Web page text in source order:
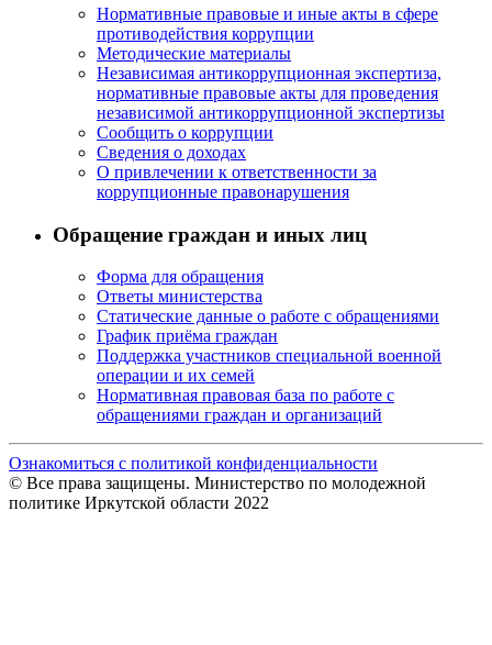
Нормативные правовые и иные акты в сфере
противодействия коррупции
Методические материалы
Независимая антикоррупционная экспертиза,
нормативные правовые акты для проведения
независимой антикоррупционной экспертизы
Сообщить о коррупции
Сведения о доходах
О привлечении к ответственности за
коррупционные правонарушения
Обращение граждан и иных лиц
Форма для обращения
Ответы министерства
Статические данные о работе с обращениями
График приёма граждан
Поддержка участников специальной военной
операции и их семей
Нормативная правовая база по работе с
обращениями граждан и организаций
Ознакомиться с политикой конфиденциальности
© Все права защищены. Министерство по молодежной
политике Иркутской области 2022